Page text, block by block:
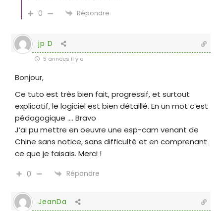
0
Répondre
jp D
5 années il y a
Bonjour,
Ce tuto est très bien fait, progressif, et surtout
explicatif, le logiciel est bien détaillé. En un mot c’est
pédagogique …. Bravo
J’ai pu mettre en oeuvre une esp-cam venant de
Chine sans notice, sans difficulté et en comprenant
ce que je faisais. Merci !
0 Répondre
JeanDa